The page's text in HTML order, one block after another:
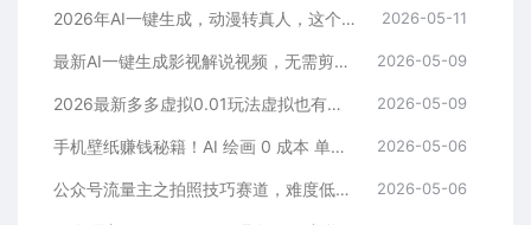
2026年AI一键生成，动漫转真人，这个月靠这个AI赚了2W+ 2026-05-11
最新AI一键生成影视解说视频，无需剪辑3分钟1条，条条爆款，多平台变现日入2000+ 2026-05-09
2026最新多多虚拟0.01玩法虚拟也有新门路轻松日入2500! 2026-05-09
手机壁纸赚钱秘籍！AI 绘画 0 成本 单店狂销 3.8 万单 2026-05-06
公众号流量主之拍照技巧赛道，难度低+流量大，起号第一篇就爆了10w阅读！ 2026-05-06